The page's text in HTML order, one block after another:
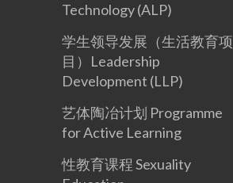
Technology (ALP)
学生领导发展（生活教育项
目）Leadership
Development (LLP)
艺体陶冶计划 Programme
for Active Learning
性教育课程 Sexuality